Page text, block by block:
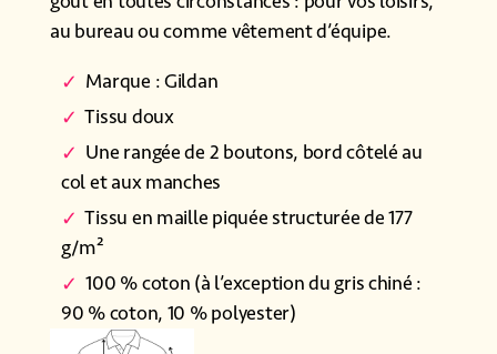
au bureau ou comme vêtement d’équipe.
Marque : Gildan
Tissu doux
Une rangée de 2 boutons, bord côtelé au
col et aux manches
Tissu en maille piquée structurée de 177
g/m²
100 % coton (à l’exception du gris chiné :
90 % coton, 10 % polyester)